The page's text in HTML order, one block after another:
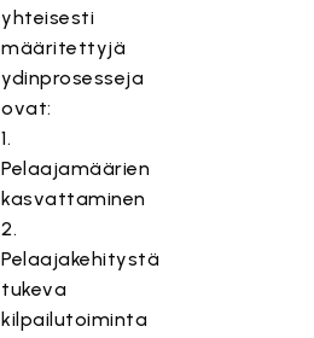
yhteisesti
määritettyjä
ydinprosesseja
ovat:
1.
Pelaajamäärien
kasvattaminen
2.
Pelaajakehitystä
tukeva
kilpailutoiminta